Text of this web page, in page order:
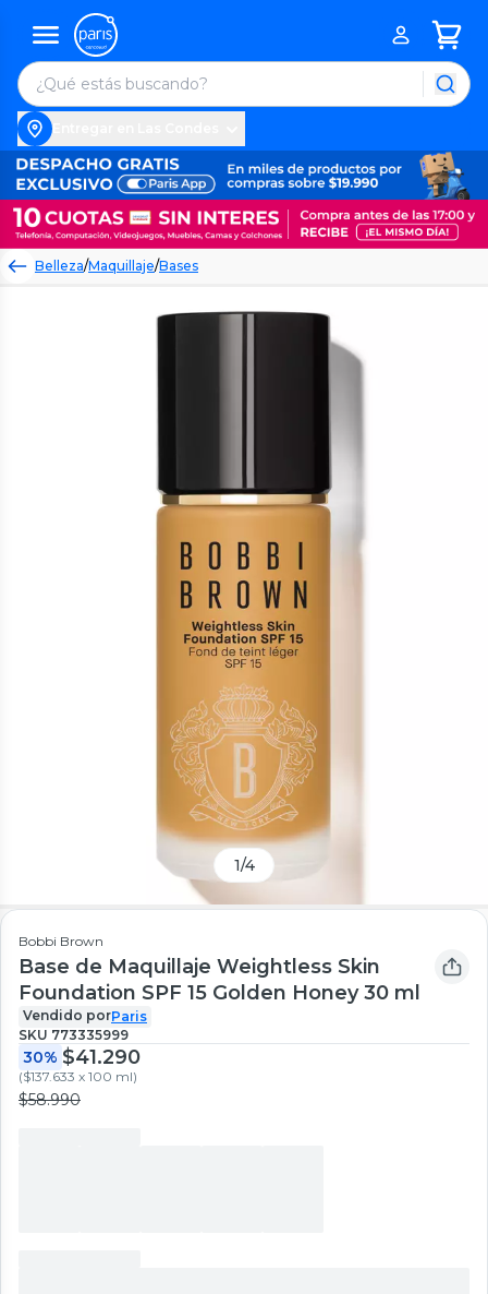
Belleza/Maquillaje/Bases
1/4
Bobbi Brown
Base de Maquillaje Weightless Skin
Foundation SPF 15 Golden Honey 30 ml
Vendido porParis
SKU 773335999
30% $41.290
($137.633 x 100 ml)
$58.990